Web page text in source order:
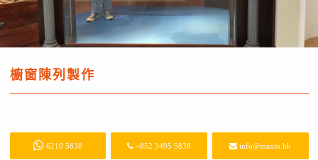
櫥窗陳列製作
6210 5838 +852 3495 5838 info@maxto.hk